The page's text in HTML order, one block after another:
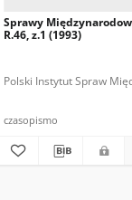
Polska Fundacja
Sprawy
R.46, z.1 (1993)
Polski Instytut Spraw
czasopismo